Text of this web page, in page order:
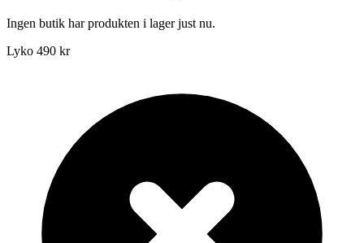
Ingen butik har produkten i lager just nu.
Lyko 490 kr